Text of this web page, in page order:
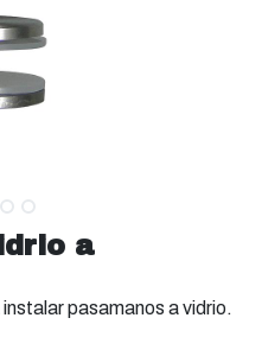
a
pasamanos a vidrio.